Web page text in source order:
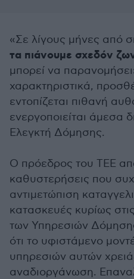
«Σε λίγους μήνες από
τα πιάνουμε σχεδόν
μπορεί να
χαρακτηριστικά,
εντοπίζεται πιθανή
ενεργοποιείται άμεσα
Ελεγκτή Δόμησης.
Ο πρόεδρος του ΤΕΕ
καθυστερήσεις που
αντιμετώπιση
κατασκευές κυρίως
των Υπηρεσιών
ότι το υφιστάμενο
υπηρεσιών αυτών
αναδιοργάνωση.